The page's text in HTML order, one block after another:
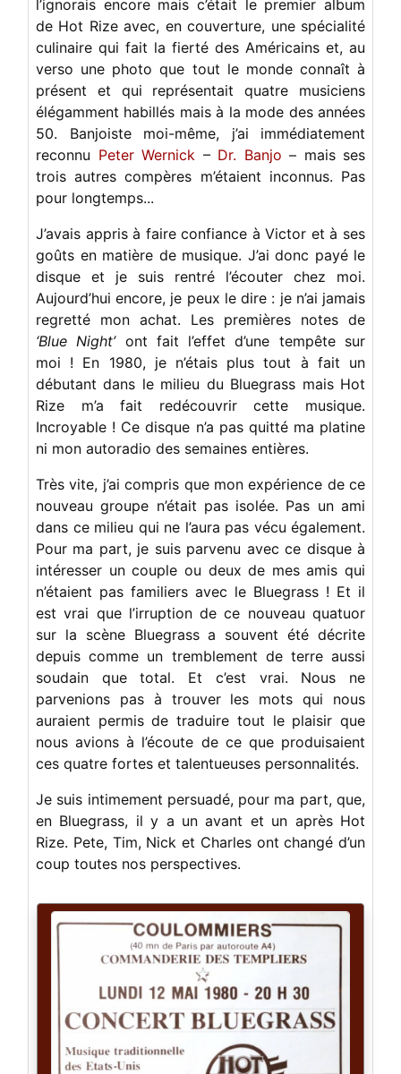
l’ignorais encore mais c’était le premier album
de Hot Rize avec, en couverture, une spécialité
culinaire qui fait la fierté des Américains et, au
verso une photo que tout le monde connaît à
présent et qui représentait quatre musiciens
élégamment habillés mais à la mode des années
50. Banjoiste moi-même, j’ai immédiatement
reconnu Peter Wernick – Dr. Banjo – mais ses
trois autres compères m’étaient inconnus. Pas
pour longtemps...
J’avais appris à faire confiance à Victor et à ses
goûts en matière de musique. J’ai donc payé le
disque et je suis rentré l’écouter chez moi.
Aujourd’hui encore, je peux le dire : je n’ai jamais
regretté mon achat. Les premières notes de
‘Blue Night’ont fait l’effet d’une tempête sur
moi ! En 1980, je n’étais plus tout à fait un
débutant dans le milieu du Bluegrass mais Hot
Rize m’a fait redécouvrir cette musique.
Incroyable ! Ce disque n’a pas quitté ma platine
ni mon autoradio des semaines entières.
Très vite, j’ai compris que mon expérience de ce
nouveau groupe n’était pas isolée. Pas un ami
dans ce milieu qui ne l’aura pas vécu également.
Pour ma part, je suis parvenu avec ce disque à
intéresser un couple ou deux de mes amis qui
n’étaient pas familiers avec le Bluegrass ! Et il
est vrai que l’irruption de ce nouveau quatuor
sur la scène Bluegrass a souvent été décrite
depuis comme un tremblement de terre aussi
soudain que total. Et c’est vrai. Nous ne
parvenions pas à trouver les mots qui nous
auraient permis de traduire tout le plaisir que
nous avions à l’écoute de ce que produisaient
ces quatre fortes et talentueuses personnalités.
Je suis intimement persuadé, pour ma part, que,
en Bluegrass, il y a un avant et un après Hot
Rize. Pete, Tim, Nick et Charles ont changé d’un
coup toutes nos perspectives.